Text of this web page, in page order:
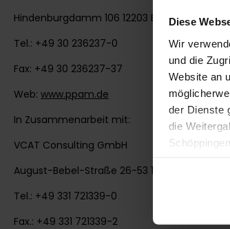
Diese
Wir
und die
Website an
der Dienste
die
Hindenburgdamm 106 12203 Berlin
Tel.: +49 30 236237-0
Fax: +49 30 236237-37
Web: www.ppam.de
In Zusammenarbeit mit:
VCAT Consulting GmbH
August-Bebel-Straße 26-53 14482 Potsdam
Tel.: +49 331 721339-0
Fax.: +49 331 721339-2